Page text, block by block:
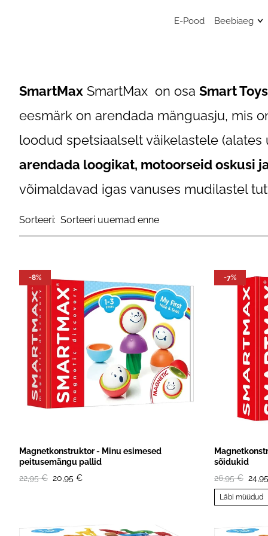
E-Pood Beebiaeg
Ilasallid
Riidest
SmartMax SmartMax on osa Smart
eesmärk on arendada mänguasju, mis
loodud spetsiaalselt väikelastele (alates
arendada loogikat, motoorseid oskusi
võimaldavad igas vanuses mudilastel
Sorteeri:
-8%
Magnetkonstruktor - Minu esimesed
peitusemängu pallid
22,95 € 20,95 €
-7%
sõidukid
26,95 €
Läbi müüdud